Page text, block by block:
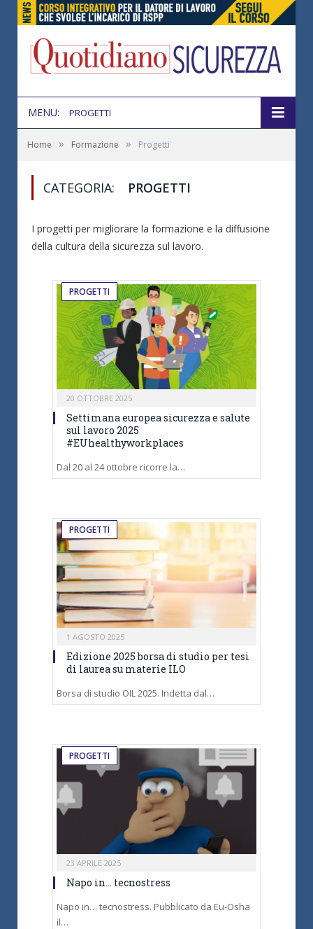
MENU: PROGETTI
Home » Formazione » Progetti
CATEGORIA: PROGETTI
I progetti per migliorare la formazione e la diffusione
della cultura della sicurezza sul lavoro.
PROGETTI
20 OTTOBRE 2025
Settimana europea sicurezza e salute
sul lavoro 2025
#EUhealthyworkplaces
Dal 20 al 24 ottobre ricorre la…
PROGETTI
1 AGOSTO 2025
Edizione 2025 borsa di studio per tesi
di laurea su materie ILO
Borsa di studio OIL 2025. Indetta dal…
PROGETTI
23 APRILE 2025
Napo in… tecnostress
Napo in… tecnostress. Pubblicato da Eu-Osha
il…